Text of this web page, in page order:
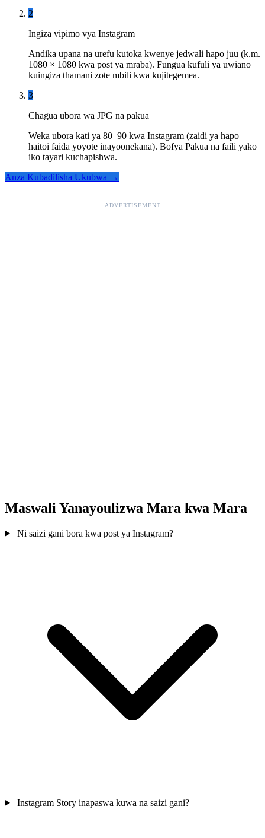
2
Ingiza vipimo vya Instagram
Andika upana na urefu kutoka kwenye jedwali hapo juu (k.m.
1080 × 1080 kwa post ya mraba). Fungua kufuli ya uwiano
kuingiza thamani zote mbili kwa kujitegemea.
3
Chagua ubora wa JPG na pakua
Weka ubora kati ya 80–90 kwa Instagram (zaidi ya hapo
haitoi faida yoyote inayoonekana). Bofya Pakua na faili yako
iko tayari kuchapishwa.
Anza Kubadilisha Ukubwa →
ADVERTISEMENT
Maswali Yanayoulizwa Mara kwa Mara
Ni saizi gani bora kwa post ya Instagram?
Instagram Story inapaswa kuwa na saizi gani?